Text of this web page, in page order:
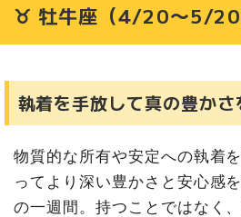
♉ 牡牛座（4/20〜5/20
執着を手放して真の豊かさ
物質的な所有や安定への執着
ってより深い豊かさと安心感
の一週間。持つことではなく